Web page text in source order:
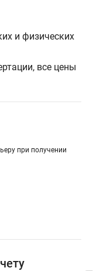
и физических
все цены
при получении